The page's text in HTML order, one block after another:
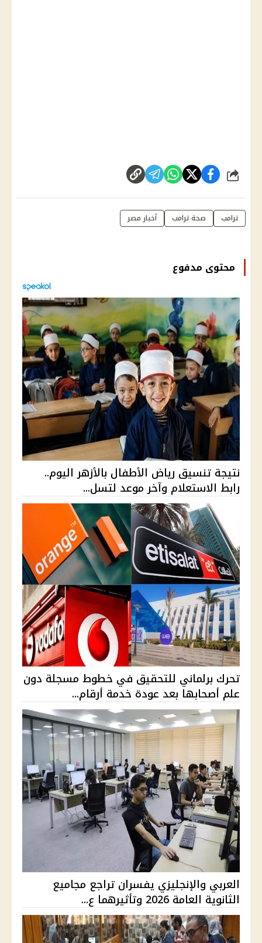
شارك
ترامب صحة ترامب أخبار مصر
محتوى مدفوع
نتيجة تنسيق رياض الأطفال بالأزهر اليوم..
رابط الاستعلام وآخر موعد لتسل...
تحرك برلماني للتحقيق في خطوط مسجلة دون
علم أصحابها بعد عودة خدمة أرقام...
العربي والإنجليزي يفسران تراجع مجاميع
الثانوية العامة 2026 وتأثيرهما ع...